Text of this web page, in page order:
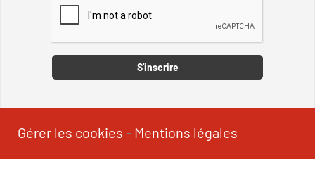
S'inscrire
Gérer les cookies - Mentions légales